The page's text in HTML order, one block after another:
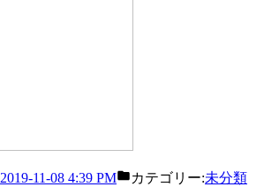
2019-11-08 4:39 PM カテゴリー:未分類